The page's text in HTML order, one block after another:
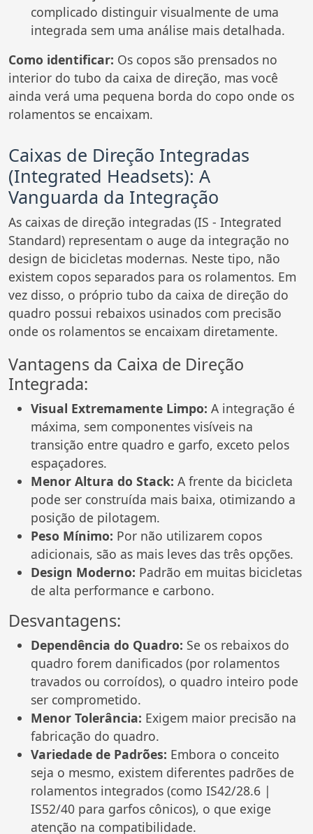
complicado distinguir visualmente de uma
integrada sem uma análise mais detalhada.
Como identificar: Os copos são prensados no
interior do tubo da caixa de direção, mas você
ainda verá uma pequena borda do copo onde os
rolamentos se encaixam.
Caixas de Direção Integradas
(Integrated Headsets): A
Vanguarda da Integração
As caixas de direção integradas (IS - Integrated
Standard) representam o auge da integração no
design de bicicletas modernas. Neste tipo, não
existem copos separados para os rolamentos. Em
vez disso, o próprio tubo da caixa de direção do
quadro possui rebaixos usinados com precisão
onde os rolamentos se encaixam diretamente.
Vantagens da Caixa de Direção
Integrada:
Visual Extremamente Limpo: A integração é
máxima, sem componentes visíveis na
transição entre quadro e garfo, exceto pelos
espaçadores.
Menor Altura do Stack: A frente da bicicleta
pode ser construída mais baixa, otimizando a
posição de pilotagem.
Peso Mínimo: Por não utilizarem copos
adicionais, são as mais leves das três opções.
Design Moderno: Padrão em muitas bicicletas
de alta performance e carbono.
Desvantagens:
Dependência do Quadro: Se os rebaixos do
quadro forem danificados (por rolamentos
travados ou corroídos), o quadro inteiro pode
ser comprometido.
Menor Tolerância: Exigem maior precisão na
fabricação do quadro.
Variedade de Padrões: Embora o conceito
seja o mesmo, existem diferentes padrões de
rolamentos integrados (como IS42/28.6 |
IS52/40 para garfos cônicos), o que exige
atenção na compatibilidade.